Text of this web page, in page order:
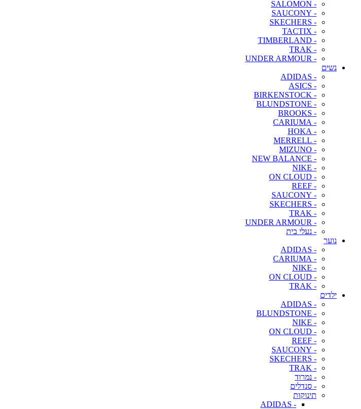
- SALOMON
- SAUCONY
- SKECHERS
- TACTIX
- TIMBERLAND
- TRAK
- UNDER ARMOUR
נשים
- ADIDAS
- ASICS
- BIRKENSTOCK
- BLUNDSTONE
- BROOKS
- CARIUMA
- HOKA
- MERRELL
- MIZUNO
- NEW BALANCE
- NIKE
- ON CLOUD
- REEF
- SAUCONY
- SKECHERS
- TRAK
- UNDER ARMOUR
- נעלי בית
נוער
- ADIDAS
- CARIUMA
- NIKE
- ON CLOUD
- TRAK
ילדים
- ADIDAS
- BLUNDSTONE
- NIKE
- ON CLOUD
- REEF
- SAUCONY
- SKECHERS
- TRAK
- נמרוד
- סנדלים
תינוקות
- ADIDAS